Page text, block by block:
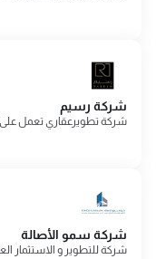
شركة رسيم
شركة تطويرعقاري تعمل
شركة سمو الأصالة
شركة للتطوير و الاستثمار